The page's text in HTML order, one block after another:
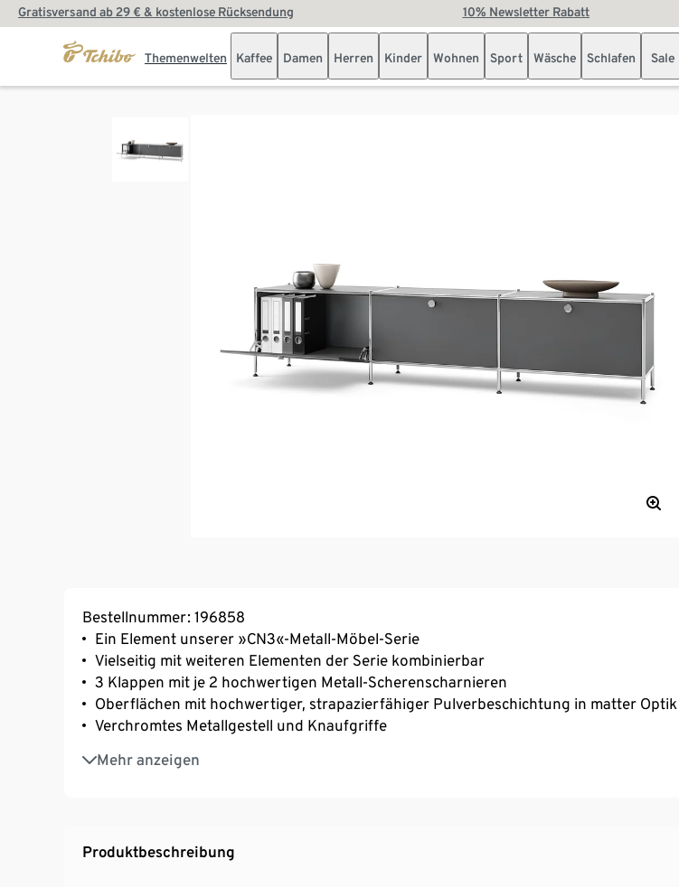
Gratisversand ab 29 € & kostenlose Rücksendung 10% Newsletter Rabatt
Themenwelten Kaffee Damen Herren Kinder Wohnen Sport Wäsche Schlafen Sale
Bestellnummer: 196858
Ein Element unserer »CN3«-Metall-Möbel-Serie
Vielseitig mit weiteren Elementen der Serie kombinierbar
3 Klappen mit je 2 hochwertigen Metall-Scherenscharnieren
Oberflächen mit hochwertiger, strapazierfähiger Pulverbeschichtung in matter Optik
Verchromtes Metallgestell und Knaufgriffe
Mehr anzeigen
Ideal als TV-Board nutzbar
Lowboard mit verchromten Beinen und höhenverstellbaren Kunststofffüßen für einen
Produktbeschreibung